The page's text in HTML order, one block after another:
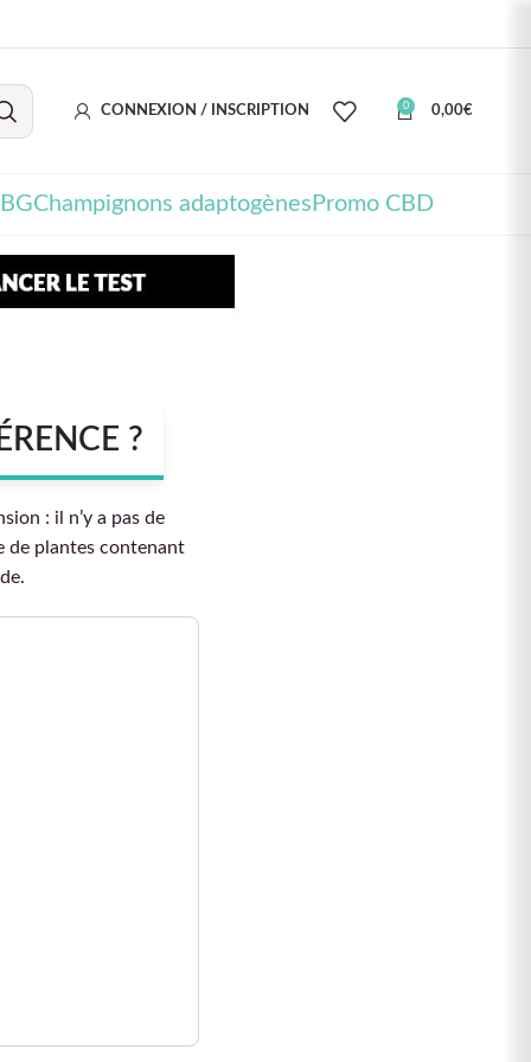
CONNEXION / INSCRIPTION 0 0,00€
Champignons adaptogènes Promo CBD
?
: il n’y a pas de
de plantes contenant